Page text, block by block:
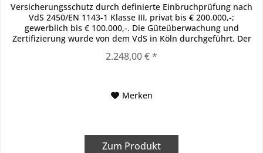
Versicherungsschutz durch definierte Einbruchprüfung nach
VdS 2450/EN 1143-1 Klasse III, privat bis € 200.000,-;
gewerblich bis € 100.000,-. Die Güteüberwachung und
Zertifizierung wurde von dem VdS in Köln durchgeführt. Der
2.248,00 € *
Merken
Zum Produkt